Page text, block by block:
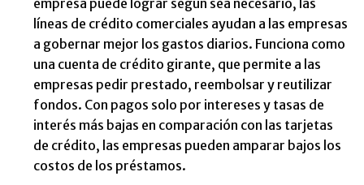
empresa puede lograr según sea necesario, las
líneas de crédito comerciales ayudan a las empresas
a gobernar mejor los gastos diarios. Funciona como
una cuenta de crédito girante, que permite a las
empresas pedir prestado, reembolsar y reutilizar
fondos. Con pagos solo por intereses y tasas de
interés más bajas en comparación con las tarjetas
de crédito, las empresas pueden amparar bajos los
costos de los préstamos.